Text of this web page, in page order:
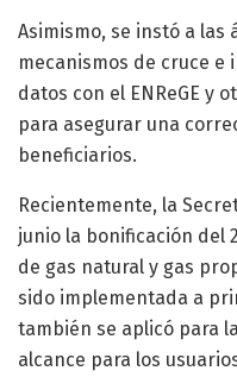
Asimismo, se instó a
mecanismos de cruce
datos con el ENReGE y
para asegurar una
beneficiarios.
Recientemente, la
junio la bonificación del
de gas natural y gas
sido implementada a
también se aplicó para
alcance para los